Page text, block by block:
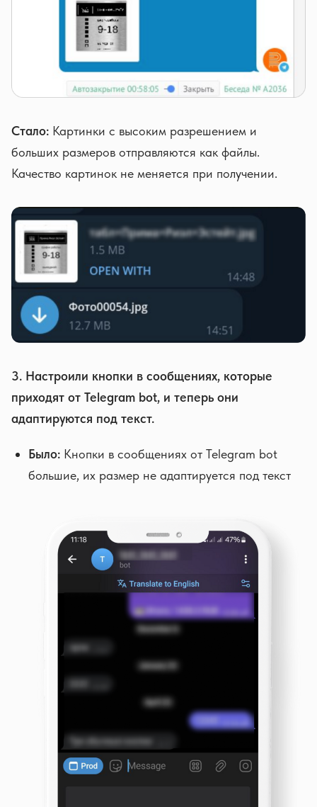
Стало: Картинки с высоким разрешением и
больших размеров отправляются как файлы.
Качество картинок не меняется при получении.
3. Настроили кнопки в сообщениях, которые
приходят от Telegram bot, и теперь они
адаптируются под текст.
Было: Кнопки в сообщениях от Telegram bot
большие, их размер не адаптируется под текст